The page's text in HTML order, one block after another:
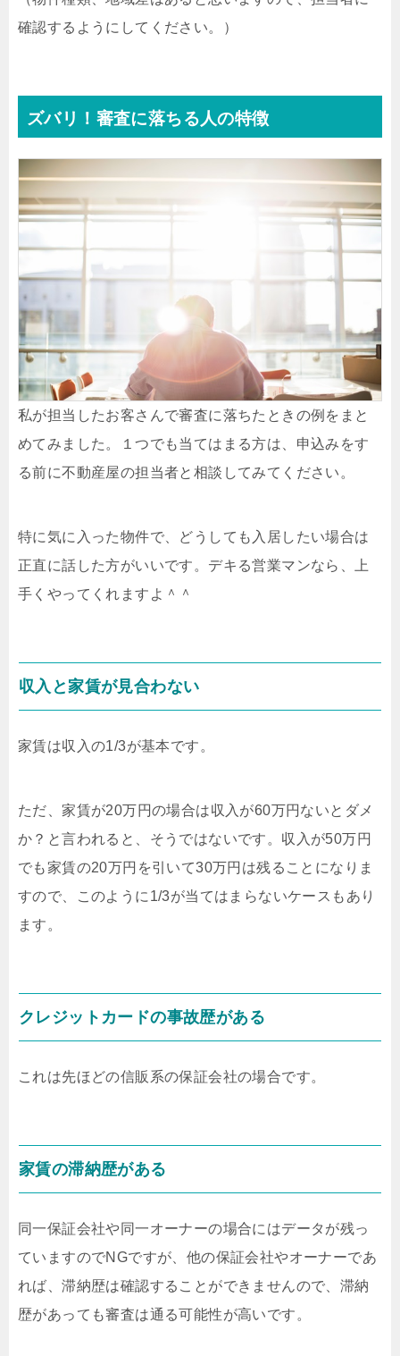
確認するようにしてください。）
ズバリ！審査に落ちる人の特徴
私が担当したお客さんで審査に落ちたときの例をまと
めてみました。１つでも当てはまる方は、申込みをす
る前に不動産屋の担当者と相談してみてください。
特に気に入った物件で、どうしても入居したい場合は
正直に話した方がいいです。デキる営業マンなら、上
手くやってくれますよ＾＾
収入と家賃が見合わない
家賃は収入の1/3が基本です。
ただ、家賃が20万円の場合は収入が60万円ないとダメ
か？と言われると、そうではないです。収入が50万円
でも家賃の20万円を引いて30万円は残ることになりま
すので、このように1/3が当てはまらないケースもあり
ます。
クレジットカードの事故歴がある
これは先ほどの信販系の保証会社の場合です。
家賃の滞納歴がある
同一保証会社や同一オーナーの場合にはデータが残っ
ていますのでNGですが、他の保証会社やオーナーであ
れば、滞納歴は確認することができませんので、滞納
歴があっても審査は通る可能性が高いです。